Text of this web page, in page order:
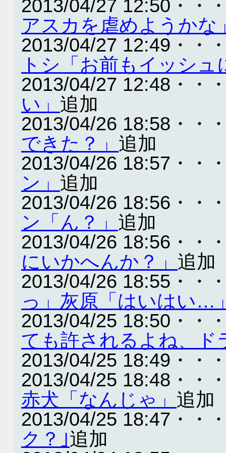
2013/04/27 12:50・・
アスカを虐めようかな
2013/04/27 12:49・・
トシ「お前もイッシ
2013/04/27 12:48・・
い」 追加
2013/04/26 18:58・・
できた？」 追加
2013/04/26 18:57・・
ン」 追加
2013/04/26 18:56・・
ン「ん？」 追加
2013/04/26 18:56・・
にいかへんか？」 追加
2013/04/26 18:55・・
っ」灰原「はいはい…
2013/04/25 18:50・・
ても許されるよね、ド
2013/04/25 18:49・・
2013/04/25 18:48・・
赤犬「なんじゃ」 追加
2013/04/25 18:47・・
ク？｣追加